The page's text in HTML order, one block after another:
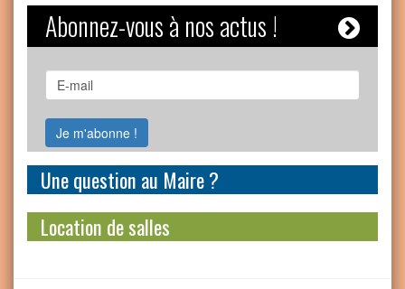
Abonnez-vous à nos actus !
Une question au Maire ?
Location de salles